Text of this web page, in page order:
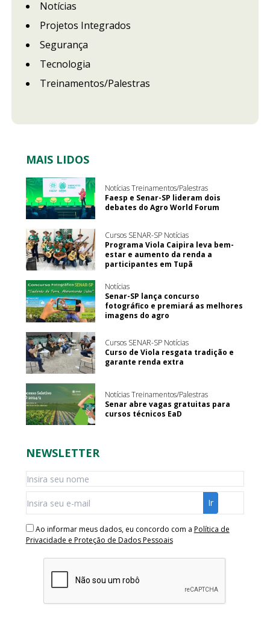
Notícias
Projetos Integrados
Segurança
Tecnologia
Treinamentos/Palestras
MAIS LIDOS
Notícias Treinamentos/Palestras
Faesp e Senar-SP lideram dois
debates do Agro World Forum
Cursos SENAR-SP Notícias
Programa Viola Caipira leva bem-
estar e aumento da renda a
participantes em Tupã
Notícias
Senar-SP lança concurso
fotográfico e premiará as melhores
imagens do agro
Cursos SENAR-SP Notícias
Curso de Viola resgata tradição e
garante renda extra
Notícias Treinamentos/Palestras
Senar abre vagas gratuitas para
cursos técnicos EaD
NEWSLETTER
Ao informar meus dados, eu concordo com a Política de
Privacidade e Proteção de Dados Pessoais